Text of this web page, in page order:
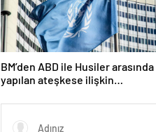
BM’den ABD ile Husiler arasında
yapılan ateşkese ilişkin